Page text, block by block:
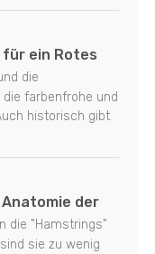
ein Rotes
die
farbenfrohe und
historisch gibt
der
die "Hamstrings"
sie zu wenig